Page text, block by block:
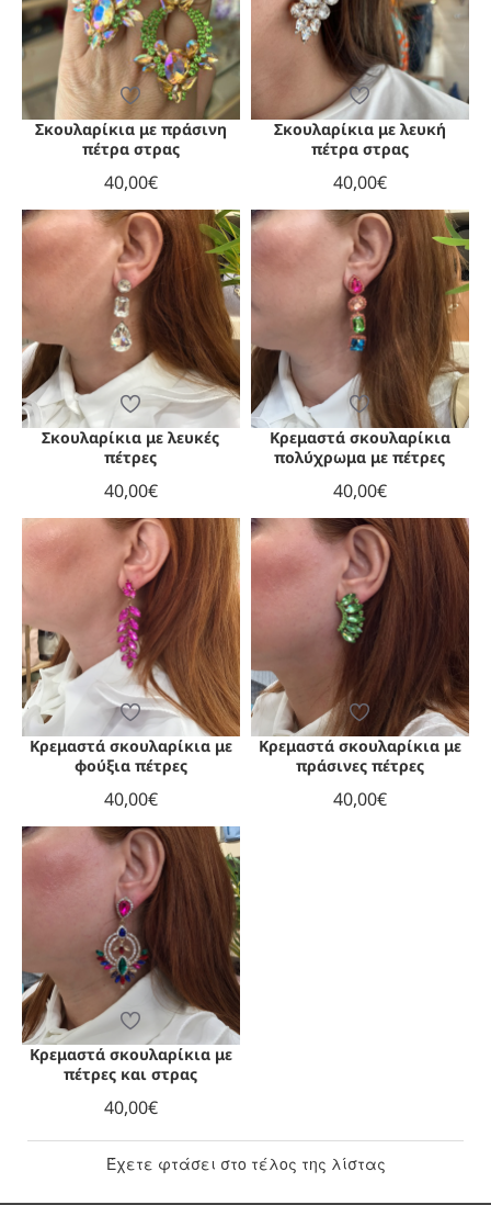
ΧΩΡΊΣ ΑΠΌΘΕΜΑ
Σκουλαρίκια με πράσινη
πέτρα στρας
40,00€
Σκουλαρίκια με λευκή
πέτρα στρας
40,00€
Σκουλαρίκια με λευκές
πέτρες
40,00€
Κρεμαστά σκουλαρίκια
πολύχρωμα με πέτρες
40,00€
ΧΩΡΊΣ ΑΠΌΘΕΜΑ
Κρεμαστά σκουλαρίκια με
φούξια πέτρες
40,00€
Κρεμαστά σκουλαρίκια με
πράσινες πέτρες
40,00€
Κρεμαστά σκουλαρίκια με
πέτρες και στρας
40,00€
Έχετε φτάσει στο τέλος της λίστας